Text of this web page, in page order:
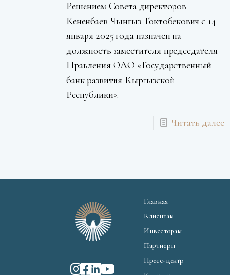
Решением Совета директоров
Кененбаев Чынгыз Токтобекович с 14
января 2025 года назначен на
должность заместителя председателя
Правления ОАО «Государственный
банк развития Кыргызской
Республики».
Читать далее
Главная
Клиентам
Инвесторам
Партнёры
Пресс-центр